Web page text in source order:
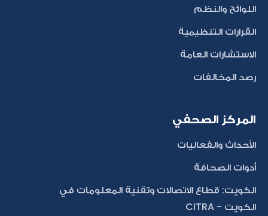
اللوائح والنظم
القرارات التنظيمية
الاستشارات العامة
رصد المخالفات
المركز الصحفي
الأحداث والفعاليات
أدوات الصحافة
الكويت: قطاع الاتصالات وتقنية المعلومات في
الكويت - CITRA